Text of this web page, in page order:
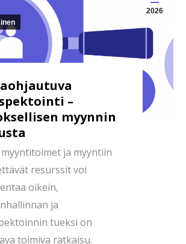
2026
–
myynnin
myyntitoimet ja myyntiin
resurssit voi
oikein,
ja
tueksi on
toimiva ratkaisu.